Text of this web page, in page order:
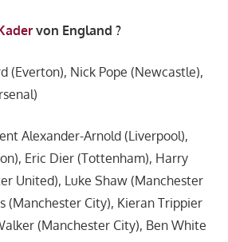
von England ?
(Everton), Nick Pope (Newcastle),
Alexander-Arnold (Liverpool),
Eric Dier (Tottenham), Harry
United), Luke Shaw (Manchester
(Manchester City), Kieran Trippier
(Manchester City), Ben White